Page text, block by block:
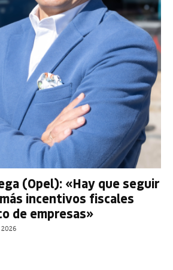
(Opel): «Hay que seguir
incentivos fiscales
de empresas»